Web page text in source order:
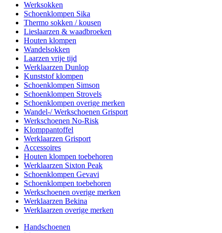
Werksokken
Schoenklompen Sika
Thermo sokken / kousen
Lieslaarzen & waadbroeken
Houten klompen
Wandelsokken
Laarzen vrije tijd
Werklaarzen Dunlop
Kunststof klompen
Schoenklompen Simson
Schoenklompen Strovels
Schoenklompen overige merken
Wandel-/ Werkschoenen Grisport
Werkschoenen No-Risk
Klomppantoffel
Werklaarzen Grisport
Accessoires
Houten klompen toebehoren
Werklaarzen Sixton Peak
Schoenklompen Gevavi
Schoenklompen toebehoren
Werkschoenen overige merken
Werklaarzen Bekina
Werklaarzen overige merken
Handschoenen